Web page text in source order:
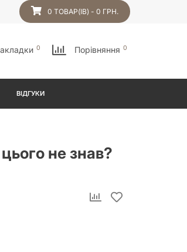
0 ТОВАР(ІВ) - 0 ГРН.
0 Порівняння 0
ВІДГУКИ
не знав?